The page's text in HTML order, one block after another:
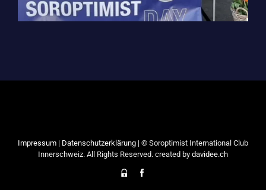
Impressum | Datenschutzerklärung | © Soroptimist International Club
Innerschweiz. All Rights Reserved. created by davidee.ch
Mitgliederbereich
Facebook